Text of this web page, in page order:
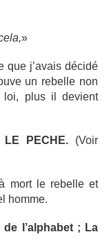
»
que j’avais décidé
un rebelle non
plus il devient
LE PECHE. (Voir
mort le rebelle et
homme.
l’alphabet ; La